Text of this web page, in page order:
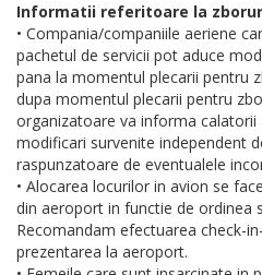
Informatii referitoare la
• Compania/companiile aeriene
pachetul de servicii pot aduce
pana la momentul plecarii pentru
dupa momentul plecarii pentru
organizatoare va informa calatorii
modificari survenite independent
raspunzatoare de eventualele
• Alocarea locurilor in avion se
din aeroport in functie de ordinea
Recomandam efectuarea check-
prezentarea la aeroport.